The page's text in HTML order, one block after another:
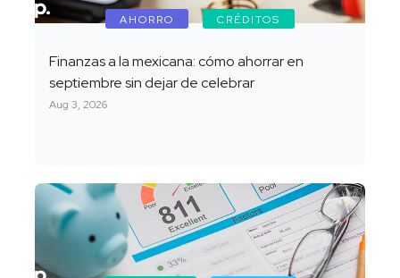
AHORRO CRÉDITOS
Finanzas a la mexicana: cómo ahorrar en
septiembre sin dejar de celebrar
Aug 3, 2026